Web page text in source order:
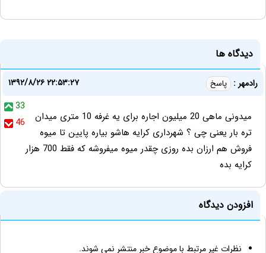
دیدگاه ها
رادمهر : پاسخ
۱۳۹۲/۸/۲۶ ۲۲:۵۳:۲۷
33
46
میدونی ماهی 20 میلیون اجاره برای یه غرفه 10 متری میدان
تره بار یعنی چی ؟ شهرداری کرایه هاشو بیاره پایین تا میوه
فروش هم ارزان بده روزی چقدر میوه میفروشه که فقط 700 هزار
کرایه بده
افزودن دیدگاه
نظرات غیر مرتبط با موضوع خبر منتشر نمی شوند.